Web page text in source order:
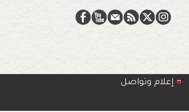
إعلام وتواصل